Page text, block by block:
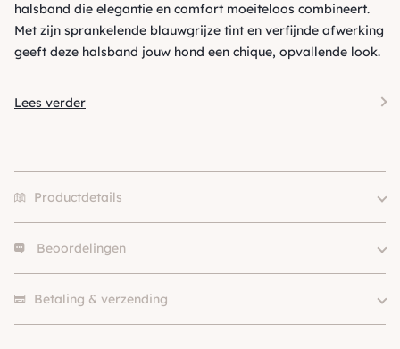
halsband die elegantie en comfort moeiteloos combineert.
Met zijn sprankelende blauwgrijze tint en verfijnde afwerking
geeft deze halsband jouw hond een chique, opvallende look.
Lees verder
Productdetails
Size
Merk
Funkylicious
Kleur
Beoordelingen
Betaling & verzending